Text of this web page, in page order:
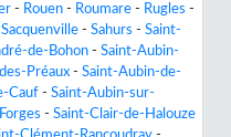
- Rouen - Roumare - Rugles -
Sacquenville - Sahurs - Saint-
de-Bohon - Saint-Aubin-
Préaux - Saint-Aubin-de-
Cauf - Saint-Aubin-sur-
- Saint-Clair-de-Halouze